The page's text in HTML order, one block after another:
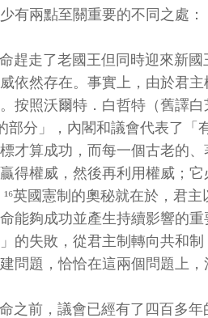
有兩點至關重要的不同之處：
趕走了老國王但同時迎來新國
依然存在。事實上，由於君
按照沃爾特． 白哲特（舊譯
部分」，內閣和議會代表了「
才算成功，而每一個古老的、
得權威，然後再利用權威； 它
¹⁶英國憲制的奧秘就在於，君
能夠成功並產生持續影響的重
的失敗，從君主制轉向共和制
問題，恰恰在這兩個問題上，
之前，議會已經有了四百多年